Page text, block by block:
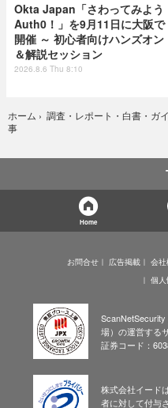
Okta Japan「さわってみよう
Auth0！」を9月11日に大阪で
開催 ～ 初心者向けハンズオン
＆解説セッション
2026.8.6 Thu 8:10
ホーム › 調査・レポート・白書・ガ
事
Home
お問合せ 広告掲載 会
個
場）の運営する
証券コード：
株式会社イード
者に対して付与